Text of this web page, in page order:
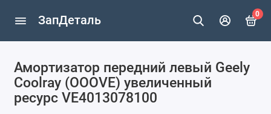
ЗапДеталь 0
Амортизатор передний левый Geely
Coolray (OOOVE) увеличенный
ресурс VE4013078100